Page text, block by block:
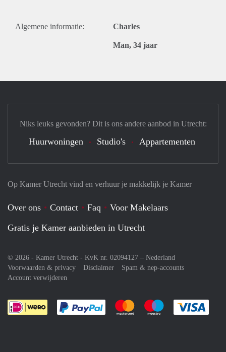
Algemene informatie: Charles
Man, 34 jaar
Op Kamer Utrecht vind en verhuur je makkelijk je Kamer
Over ons Contact Faq
Voor Makelaars
Gratis je Kamer aanbieden in Utrecht
© 2026 - Kamer Utrecht - KvK nr. 02094127 – Nederland
Voorwaarden & privacy
Disclaimer
Spam & nep-accounts
Account verwijderen
Je rekent gemakkelijk af met Paypal
Je rekent gemakkelijk af met
Je rekent
Niks leuks gevonden? Dit is ons andere aanbod in Utrecht:
Huurwoningen Studio's Appartementen